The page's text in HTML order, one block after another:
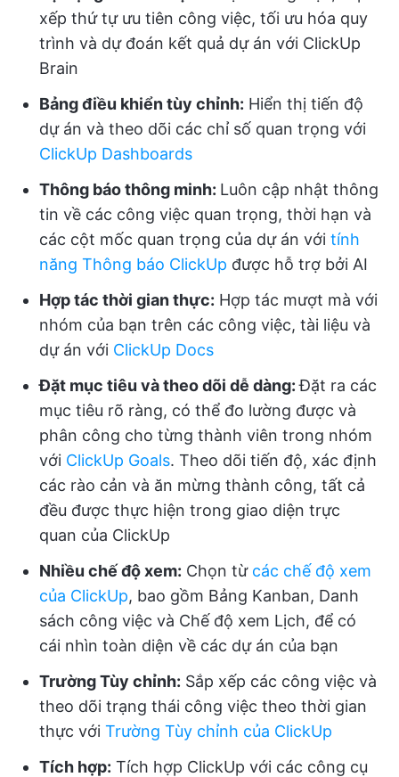
xếp thứ tự ưu tiên công việc, tối ưu hóa quy
trình và dự đoán kết quả dự án với ClickUp
Brain
Bảng điều khiển tùy chỉnh: Hiển thị tiến độ
dự án và theo dõi các chỉ số quan trọng với
ClickUp Dashboards
Thông báo thông minh: Luôn cập nhật thông
tin về các công việc quan trọng, thời hạn và
các cột mốc quan trọng của dự án với tính
năng Thông báo ClickUp được hỗ trợ bởi AI
Hợp tác thời gian thực: Hợp tác mượt mà với
nhóm của bạn trên các công việc, tài liệu và
dự án với ClickUp Docs
Đặt mục tiêu và theo dõi dễ dàng:Đặt ra các
mục tiêu rõ ràng, có thể đo lường được và
phân công cho từng thành viên trong nhóm
với ClickUp Goals. Theo dõi tiến độ, xác định
các rào cản và ăn mừng thành công, tất cả
đều được thực hiện trong giao diện trực
quan của ClickUp
Nhiều chế độ xem: Chọn từ các chế độ xem
của ClickUp, bao gồm Bảng Kanban, Danh
sách công việc và Chế độ xem Lịch, để có
cái nhìn toàn diện về các dự án của bạn
Trường Tùy chỉnh: Sắp xếp các công việc và
theo dõi trạng thái công việc theo thời gian
thực với Trường Tùy chỉnh của ClickUp
Tích hợp: Tích hợp ClickUp với các công cụ